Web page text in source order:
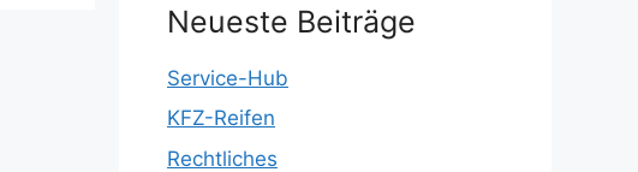
Neueste Beiträge
Service-Hub
KFZ-Reifen
Rechtliches